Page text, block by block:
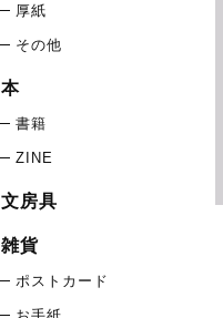
厚紙
その他
本
書籍
ZINE
文房具
雑貨
ポストカード